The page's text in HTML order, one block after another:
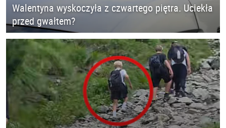
Walentyna wyskoczyła z czwartego piętra. Uciekła
przed gwałtem?